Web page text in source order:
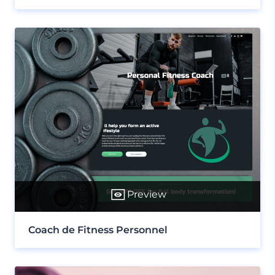
Preview
Coach de Fitness Personnel